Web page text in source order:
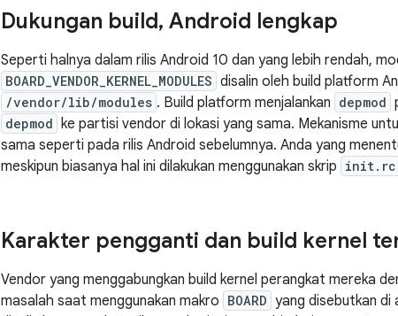
Dukungan build, Android lengkap
Seperti halnya dalam rilis Android 10 dan yang lebih rendah,
BOARD_VENDOR_KERNEL_MODULES disalin oleh build platform
/vendor/lib/modules . Build platform menjalankan depmod
depmod ke partisi vendor di lokasi yang sama. Mekanisme
sama seperti pada rilis Android sebelumnya. Anda yang
meskipun biasanya hal ini dilakukan menggunakan skrip init.rc
Karakter pengganti dan build kernel
Vendor yang menggabungkan build kernel perangkat mereka
masalah saat menggunakan makro BOARD yang disebutkan di